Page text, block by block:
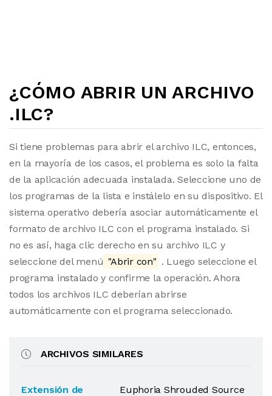
¿CÓMO ABRIR UN ARCHIVO
.ILC?
Si tiene problemas para abrir el archivo ILC, entonces,
en la mayoría de los casos, el problema es solo la falta
de la aplicación adecuada instalada. Seleccione uno de
los programas de la lista e instálelo en su dispositivo. El
sistema operativo debería asociar automáticamente el
formato de archivo ILC con el programa instalado. Si
no es así, haga clic derecho en su archivo ILC y
seleccione del menú "Abrir con" . Luego seleccione el
programa instalado y confirme la operación. Ahora
todos los archivos ILC deberían abrirse
automáticamente con el programa seleccionado.
ARCHIVOS SIMILARES
Extensión de
Euphoria Shrouded Source